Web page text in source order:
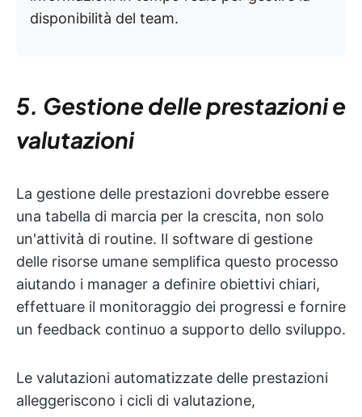
disponibilità del team.
5. Gestione delle prestazioni e
valutazioni
La gestione delle prestazioni dovrebbe essere
una tabella di marcia per la crescita, non solo
un'attività di routine. Il software di gestione
delle risorse umane semplifica questo processo
aiutando i manager a definire obiettivi chiari,
effettuare il monitoraggio dei progressi e fornire
un feedback continuo a supporto dello sviluppo.
Le valutazioni automatizzate delle prestazioni
alleggeriscono i cicli di valutazione,